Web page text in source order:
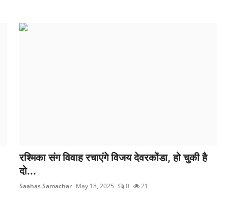
रश्मिका संग विवाह रचाएंगे विजय देवरकोंडा, हो चुकी है
दो...
Saahas Samachar May 18, 2025 0 21